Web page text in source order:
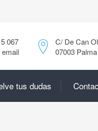
C/ De Can
07003
067
email
tus dudas